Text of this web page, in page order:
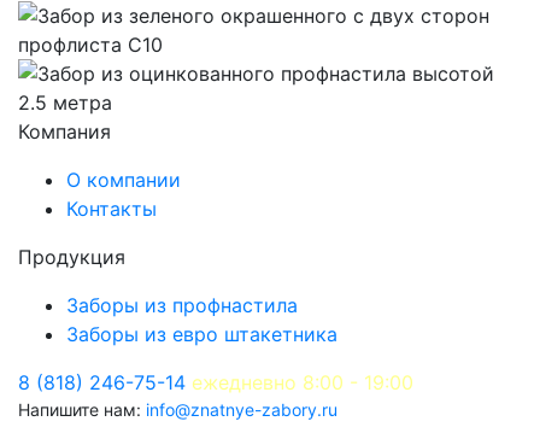
Компания
О компании
Контакты
Продукция
Заборы из профнастила
Заборы из евро штакетника
8 (818) 246-75-14 ежедневно 8:00 - 19:00
Напишите нам: info@znatnye-zabory.ru